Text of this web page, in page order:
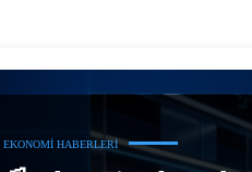
EKONOMI HABERLERI